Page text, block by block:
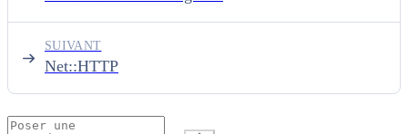
Net::HTTP
SUIVANT